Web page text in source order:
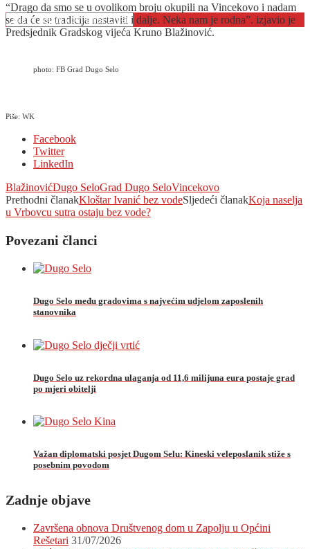
“Drago da smo se u ovolikom broju okupili na Vincekovo i nadam
se da će se tradicija nastaviti i dalje. Neka nam je rodna”. izjavio je
Predsjednik Gradskog vijeća Kruno Blažinović.
photo: FB Grad Dugo Selo
Piše: WK
Facebook
Twitter
LinkedIn
BlažinovićDugo SeloGrad Dugo SeloVincekovo
Prethodni članakKloštar Ivanić bez vodeSljedeći članakKoja naselja
u Vrbovcu sutra ostaju bez vode?
Povezani članci
Dugo Selo među gradovima s najvećim udjelom zaposlenih
stanovnika
Dugo Selo uz rekordna ulaganja od 11,6 milijuna eura postaje grad
po mjeri obitelji
Važan diplomatski posjet Dugom Selu: Kineski veleposlanik stiže s
posebnim povodom
Zadnje objave
Završena obnova Društvenog dom u Zapolju u Općini
Rešetari 31/07/2026